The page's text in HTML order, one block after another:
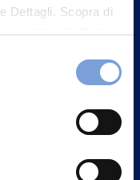
Dettagli. Scopra di
"Informativa